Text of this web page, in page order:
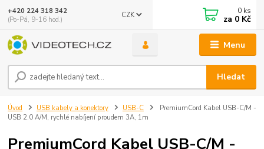
Menu
CZK
Hledat
+420 224 318 342
(Po-Pá, 9-16 hod.)
0 ks
za 0 Kč
Úvod USB kabely a konektory USB-C
PremiumCord Kabel USB-C/M -
USB 2.0 A/M, rychlé nabíjení proudem 3A, 1m
PremiumCord Kabel USB-C/M -